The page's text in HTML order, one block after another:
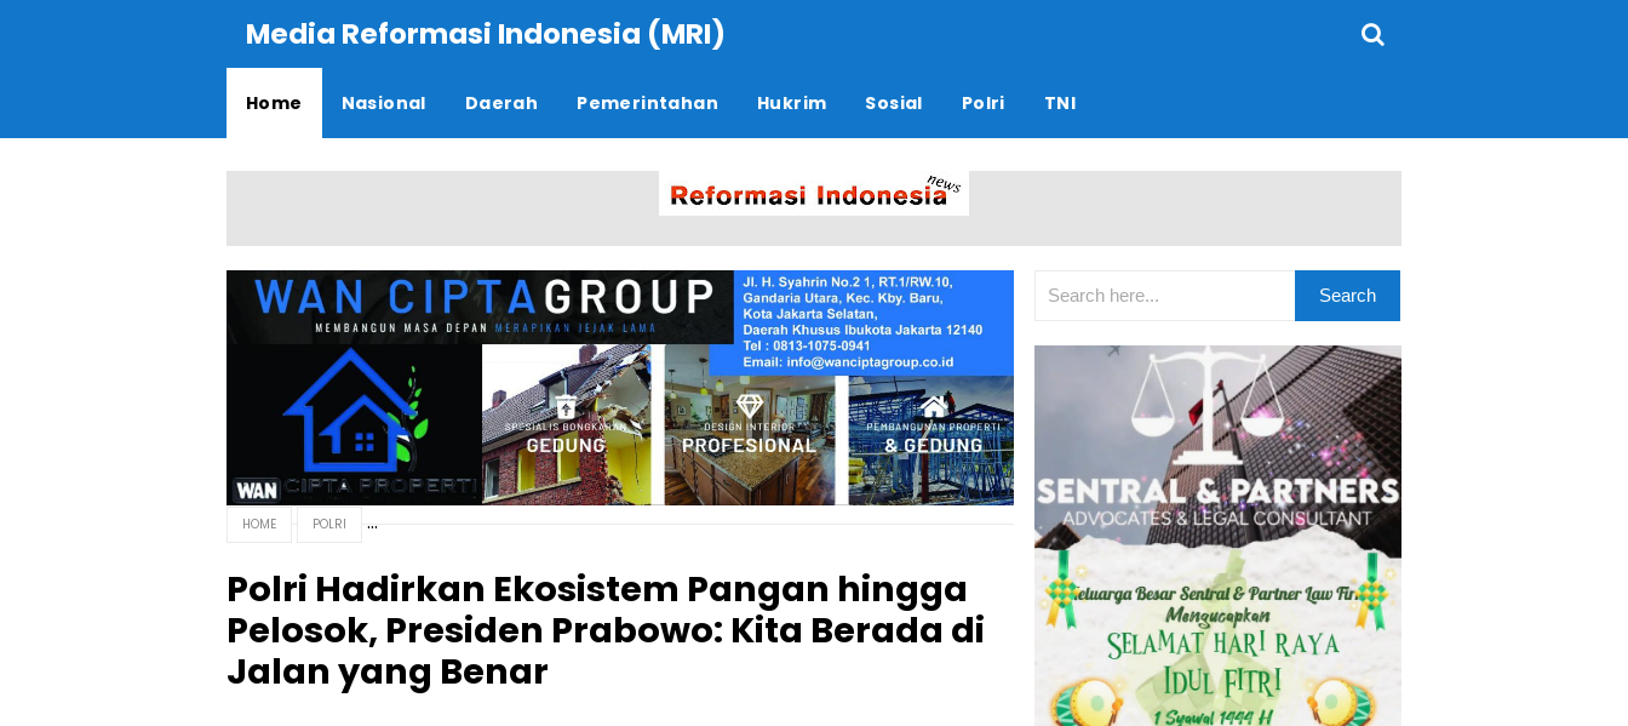
Media Reformasi Indonesia (MRI)
Home Nasional Daerah Pemerintahan Hukrim Sosial Polri TNI
HOME POLRI
Polri Hadirkan Ekosistem Pangan hingga
Pelosok, Presiden Prabowo: Kita Berada di
Jalan yang Benar